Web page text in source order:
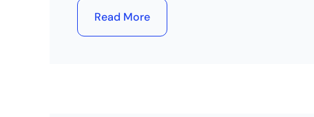
Read More